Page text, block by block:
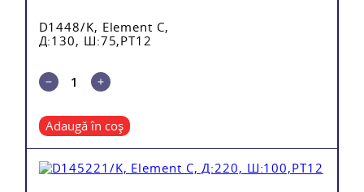
D1448/K, Element C,
Д:130, Ш:75,PT12
Adaugă în coș